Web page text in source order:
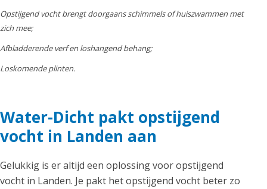
Opstijgend vocht brengt doorgaans schimmels of huiszwammen met
zich mee;
Afbladderende verf en loshangend behang;
Loskomende plinten.
Water-Dicht pakt opstijgend
vocht in Landen aan
Gelukkig is er altijd een oplossing voor opstijgend
vocht in Landen. Je pakt het opstijgend vocht beter zo